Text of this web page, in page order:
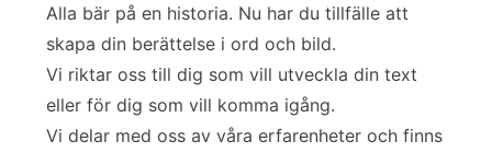
Alla bär på en historia. Nu har du tillfälle att
skapa din berättelse i ord och bild.
Vi riktar oss till dig som vill utveckla din text
eller för dig som vill komma igång.
Vi delar med oss av våra erfarenheter och finns